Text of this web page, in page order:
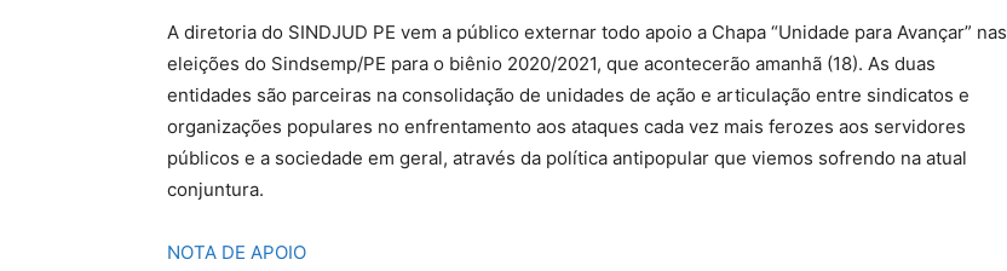
A diretoria do SINDJUD PE vem a público externar todo apoio a Chapa “Unidade para Avançar” nas
eleições do Sindsemp/PE para o biênio 2020/2021, que acontecerão amanhã (18). As duas
entidades são parceiras na consolidação de unidades de ação e articulação entre sindicatos e
organizações populares no enfrentamento aos ataques cada vez mais ferozes aos servidores
públicos e a sociedade em geral, através da política antipopular que viemos sofrendo na atual
conjuntura.
NOTA DE APOIO